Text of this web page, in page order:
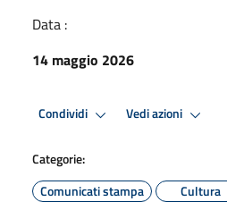
Data :
14 maggio 2026
Condividi Vedi azioni
Categorie:
Comunicati stampa
Cultura